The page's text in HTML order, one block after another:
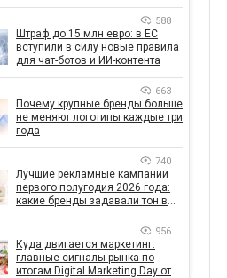
588
Штраф до 15 млн евро: в ЕС
вступили в силу новые правила
для чат-ботов и ИИ-контента
663
Почему крупные бренды больше
не меняют логотипы каждые три
года
740
Лучшие рекламные кампании
первого полугодия 2026 года:
какие бренды задавали тон в
956
Куда двигается маркетинг:
главные сигналы рынка по
итогам Digital Marketing Day от